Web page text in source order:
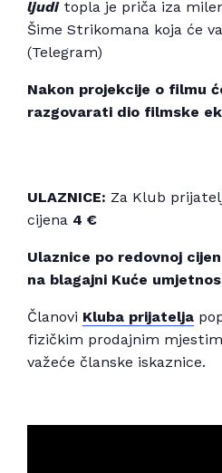
ljuditopla je priča iza
Šime Strikomana koja će
(Telegram)
Nakon projekcije o filmu
razgovarati dio filmske
ULAZNICE: Za Klub
cijena 4 €
Ulaznice po redovnoj
na blagajni Kuće
Članovi Kluba prijatelja
fizičkim prodajnim
važeće članske iskaznice.